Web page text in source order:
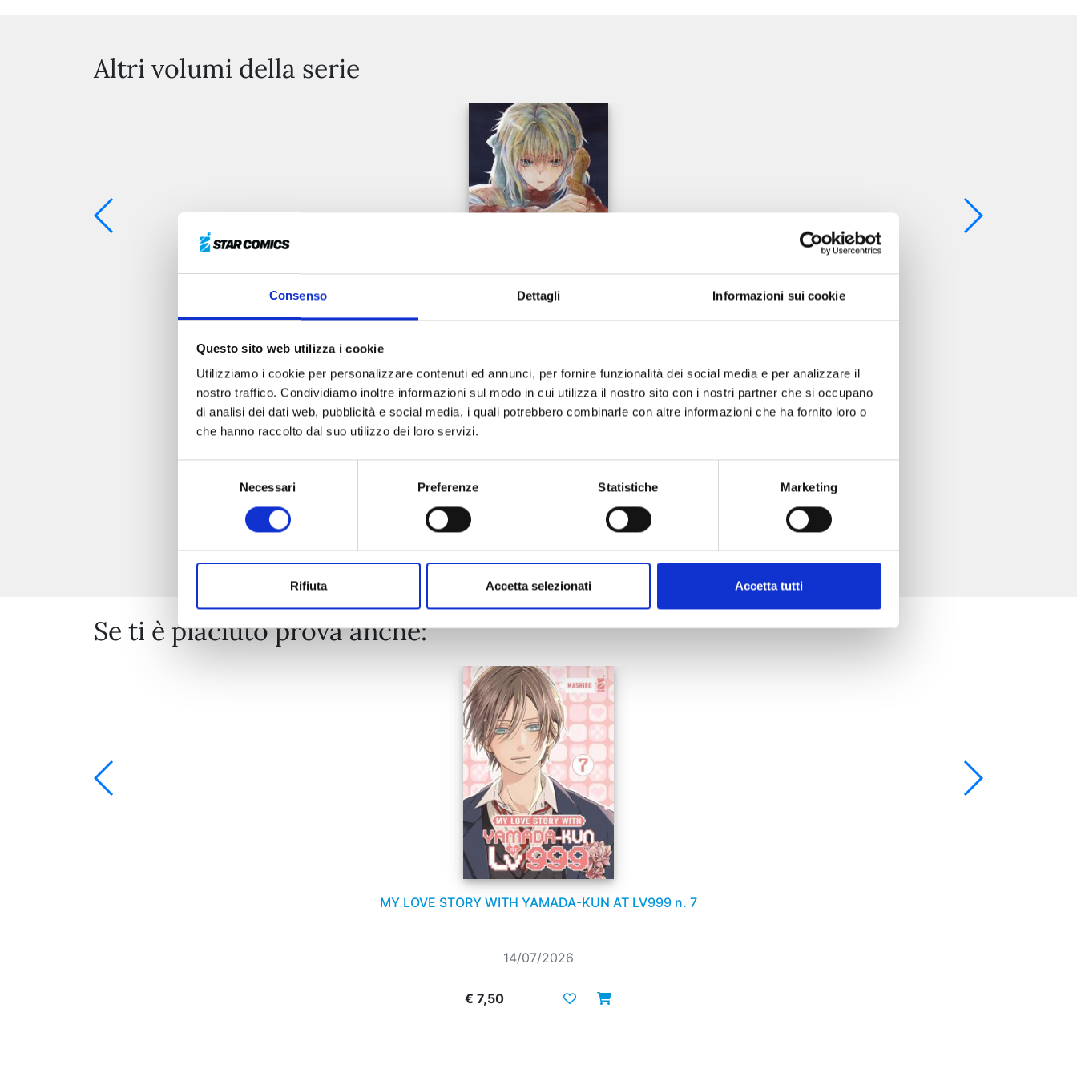
Consenso Dettagli Informazioni sui cookie
Questo sito web utilizza i cookie
Utilizziamo i cookie per personalizzare contenuti ed annunci, per fornire funzionalità dei social media e per analizzare il
nostro traffico. Condividiamo inoltre informazioni sul modo in cui utilizza il nostro sito con i nostri partner che si occupano
di analisi dei dati web, pubblicità e social media, i quali potrebbero combinarle con altre informazioni che ha fornito loro o
che hanno raccolto dal suo utilizzo dei loro servizi.
Necessari Preferenze Statistiche Marketing
Rifiuta Accetta selezionati Accetta tutti
Altri volumi della serie
26/08/2025
€ 5,20
Se ti è piaciuto prova anche:
MY LOVE STORY WITH YAMADA-KUN AT LV999 n. 7
14/07/2026
€ 7,50